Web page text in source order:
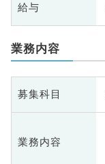
給与
業務内容
募集科目
業務内容